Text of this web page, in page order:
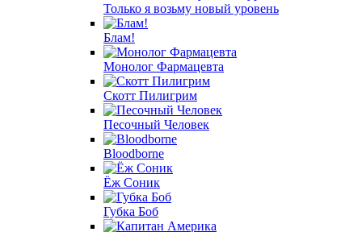
Только я возьму новый уровень
Блам!
Монолог Фармацевта
Скотт Пилигрим
Песочный Человек
Bloodborne
Ёж Соник
Губка Боб